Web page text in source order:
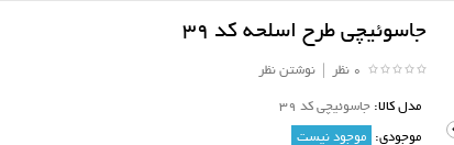
جاسوئیچی طرح اسلحه کد 39
0 نظر |نوشتن نظر
مدل کالا: جاسوئیچی کد 39
موجودی: موجود نیست